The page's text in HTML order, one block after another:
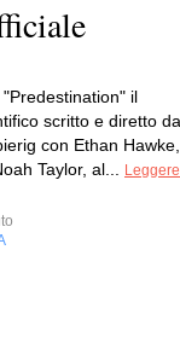
il
scritto e diretto da
con Ethan Hawke,
Taylor, al...
Leggere